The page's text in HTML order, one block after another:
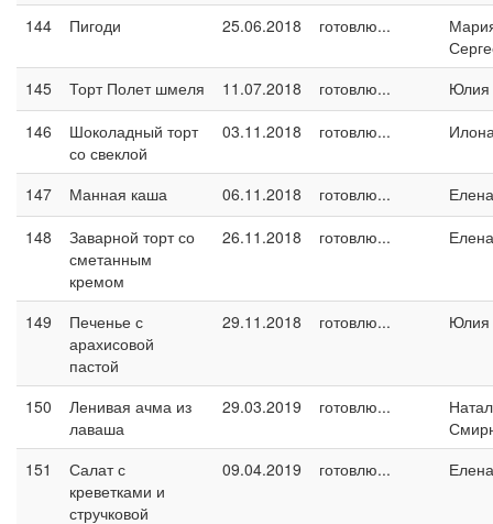
144 Пигоди 25.06.2018 готовлю...
145
Торт Полет шмеля 11.07.2018 готовлю...
Юлия
146
Шоколадный торт
со свеклой
03.11.2018 готовлю...
147 Манная каша 06.11.2018 готовлю...
148
Заварной торт со
сметанным
кремом
26.11.2018 готовлю...
149
Печенье с
арахисовой
пастой
29.11.2018 готовлю... Юлия
150
Ленивая ачма из
лаваша
29.03.2019 готовлю...
151
Салат с
креветками и
стручковой
09.04.2019 готовлю...